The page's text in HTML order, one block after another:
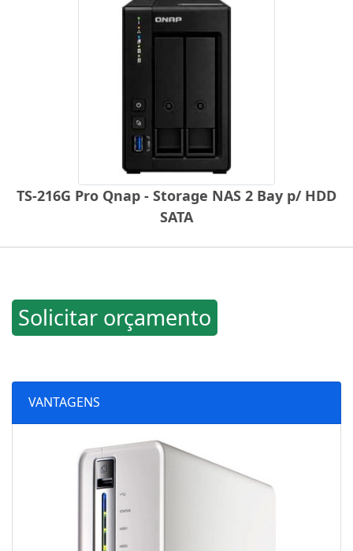
TS-216G Pro Qnap - Storage NAS 2 Bay p/ HDD
SATA
Solicitar orçamento
VANTAGENS